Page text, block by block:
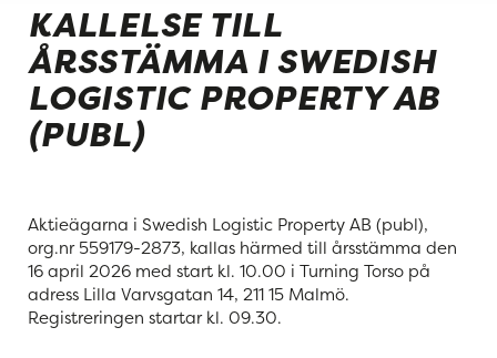
KALLELSE TILL
ÅRSSTÄMMA I SWEDISH
LOGISTIC PROPERTY AB
(PUBL)
Aktieägarna i Swedish Logistic Property AB (publ),
org.nr 559179-2873, kallas härmed till årsstämma den
16 april 2026 med start kl. 10.00 i Turning Torso på
adress Lilla Varvsgatan 14, 211 15 Malmö.
Registreringen startar kl. 09.30.